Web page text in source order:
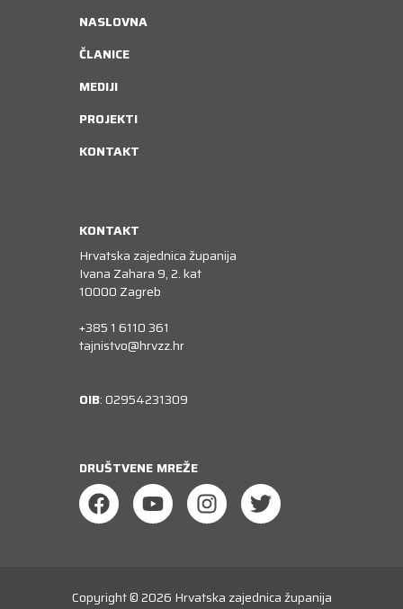
NASLOVNA
ČLANICE
MEDIJI
PROJEKTI
KONTAKT
KONTAKT
Hrvatska zajednica županija
Ivana Zahara 9, 2. kat
10000 Zagreb
+385 1 6110 361
tajnistvo@hrvzz.hr
OIB: 02954231309
DRUŠTVENE MREŽE
Copyright © 2026 Hrvatska zajednica županija